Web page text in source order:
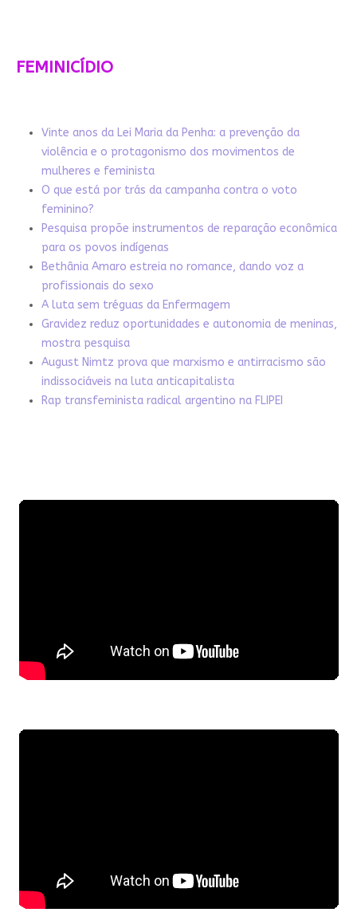
FEMINICÍDIO
Vinte anos da Lei Maria da Penha: a prevenção da
violência e o protagonismo dos movimentos de
mulheres e feminista
O que está por trás da campanha contra o voto
feminino?
Pesquisa propõe instrumentos de reparação econômica
para os povos indígenas
Bethânia Amaro estreia no romance, dando voz a
profissionais do sexo
A luta sem tréguas da Enfermagem
Gravidez reduz oportunidades e autonomia de meninas,
mostra pesquisa
August Nimtz prova que marxismo e antirracismo são
indissociáveis na luta anticapitalista
Rap transfeminista radical argentino na FLIPEI